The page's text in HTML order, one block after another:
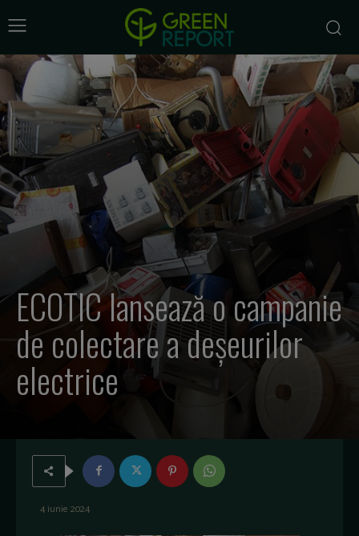
ECOTIC lansează o campanie
de colectare a deșeurilor
electrice
4 iunie 2024